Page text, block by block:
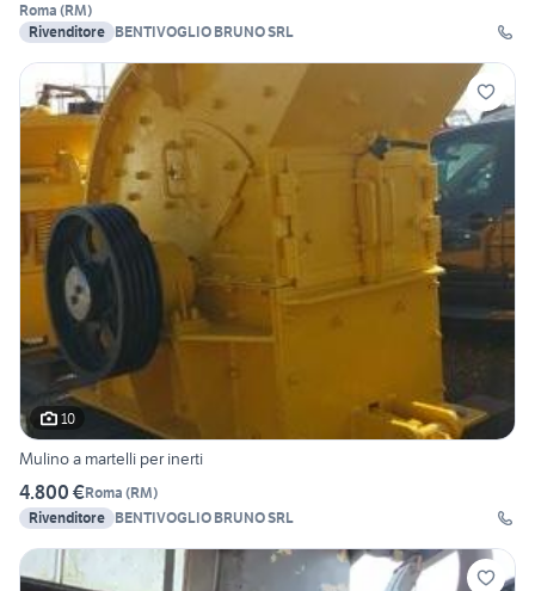
Roma (RM)
Rivenditore BENTIVOGLIO BRUNO SRL
10
Mulino a martelli per inerti
4.800 €Roma (RM)
Rivenditore BENTIVOGLIO BRUNO SRL